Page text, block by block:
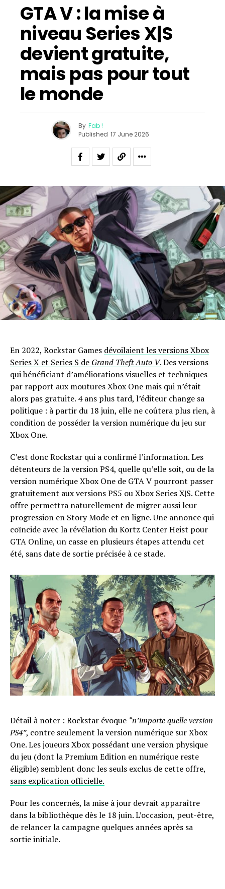
GTA V : la mise à
niveau Series X|S
devient gratuite,
mais pas pour tout
le monde
By Fab !
Published 17 June 2026
En 2022, Rockstar Games dévoilaient les versions Xbox
Series X et Series S de Grand Theft Auto V.Des versions
qui bénéficiant d’améliorations visuelles et techniques
par rapport aux moutures Xbox One mais qui n’était
alors pas gratuite. 4 ans plus tard, l’éditeur change sa
politique : à partir du 18 juin, elle ne coûtera plus rien, à
condition de posséder la version numérique du jeu sur
Xbox One.
C’est donc Rockstar qui a confirmé l’information. Les
détenteurs de la version PS4, quelle qu’elle soit, ou de la
version numérique Xbox One de GTA V pourront passer
gratuitement aux versions PS5 ou Xbox Series X|S. Cette
offre permettra naturellement de migrer aussi leur
progression en Story Mode et en ligne. Une annonce qui
coïncide avec la révélation du Kortz Center Heist pour
GTA Online, un casse en plusieurs étapes attendu cet
été, sans date de sortie précisée à ce stade.
Détail à noter : Rockstar évoque “n’importe quelle version
PS4”, contre seulement la version numérique sur Xbox
One. Les joueurs Xbox possédant une version physique
du jeu (dont la Premium Edition en numérique reste
éligible) semblent donc les seuls exclus de cette offre,
sans explication officielle.
Pour les concernés, la mise à jour devrait apparaître
dans la bibliothèque dès le 18 juin. L’occasion, peut-être,
de relancer la campagne quelques années après sa
sortie initiale.